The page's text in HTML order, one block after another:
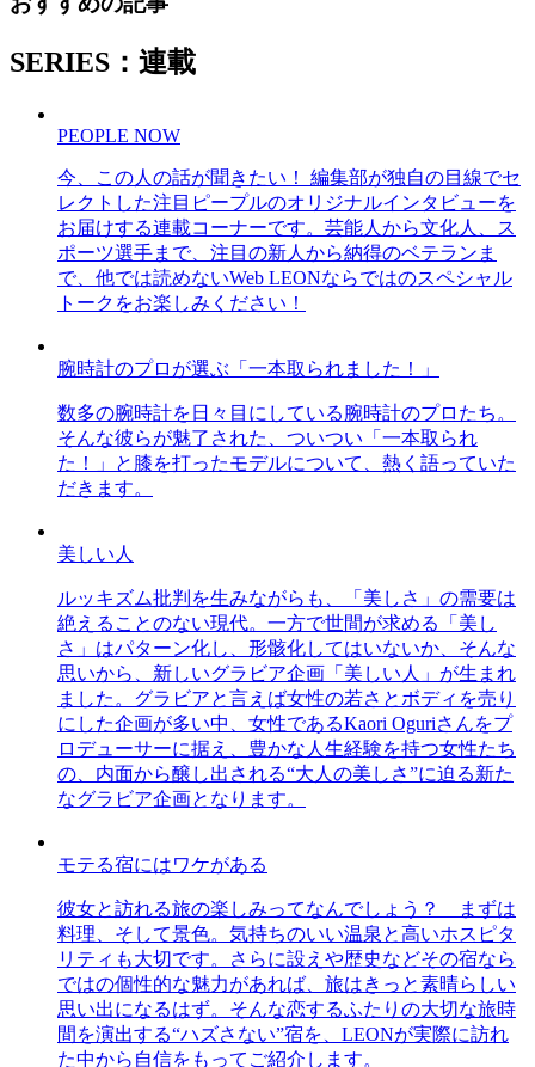
SERIES：連載
PEOPLE NOW
今、この人の話が聞きたい！ 編集部が独自の目線でセ
レクトした注目ピープルのオリジナルインタビューを
お届けする連載コーナーです。芸能人から文化人、ス
ポーツ選手まで、注目の新人から納得のベテランま
で、他では読めないWeb LEONならではのスペシャル
トークをお楽しみください！
腕時計のプロが選ぶ「一本取られました！」
数多の腕時計を日々目にしている腕時計のプロたち。
そんな彼らが魅了された、ついつい「一本取られ
た！」と膝を打ったモデルについて、熱く語っていた
だきます。
美しい人
ルッキズム批判を生みながらも、「美しさ」の需要は
絶えることのない現代。一方で世間が求める「美し
さ」はパターン化し、形骸化してはいないか、そんな
思いから、新しいグラビア企画「美しい人」が生まれ
ました。グラビアと言えば女性の若さとボディを売り
にした企画が多い中、女性であるKaori Oguriさんをプ
ロデューサーに据え、豊かな人生経験を持つ女性たち
の、内面から醸し出される“大人の美しさ”に迫る新た
なグラビア企画となります。
モテる宿にはワケがある
彼女と訪れる旅の楽しみってなんでしょう？ まずは
料理、そして景色。気持ちのいい温泉と高いホスピタ
リティも大切です。さらに設えや歴史などその宿なら
ではの個性的な魅力があれば、旅はきっと素晴らしい
思い出になるはず。そんな恋するふたりの大切な旅時
間を演出する“ハズさない”宿を、LEONが実際に訪れ
た中から自信をもってご紹介します。